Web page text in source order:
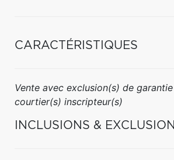
CARACTÉRISTIQUES
Vente avec exclusion(s) de
courtier(s) inscripteur(s)
INCLUSIONS &